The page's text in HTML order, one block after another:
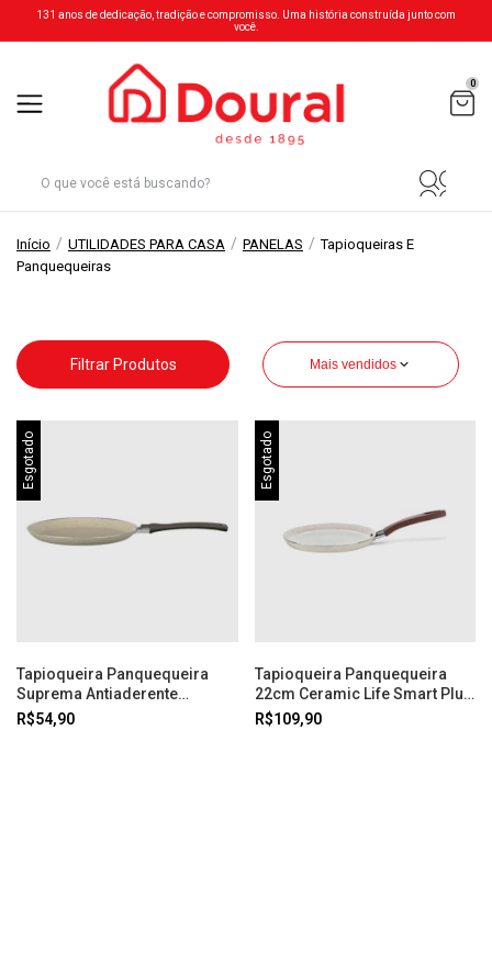
131 anos de dedicação, tradição e compromisso. Uma história construída junto com
você.
0
Início / UTILIDADES PARA CASA / PANELAS / Tapioqueiras E
Panquequeiras
Filtrar Produtos Mais vendidos
Esgotado
Tapioqueira Panquequeira
Suprema Antiaderente
Ceramic Life Ø22cm Vanilla
R$54,90
Esgotado
Tapioqueira Panquequeira
22cm Ceramic Life Smart Plus
Vanilla Brinox
R$109,90